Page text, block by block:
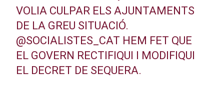
VOLIA CULPAR ELS AJUNTAMENTS
DE LA GREU SITUACIÓ.
@SOCIALISTES_CAT HEM FET QUE
EL GOVERN RECTIFIQUI I MODIFIQUI
EL DECRET DE SEQUERA.